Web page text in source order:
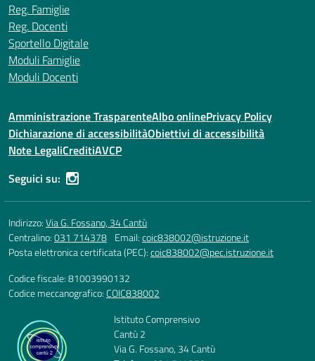
Reg. Famiglie
Reg. Docenti
Sportello Digitale
Moduli Famiglie
Moduli Docenti
Amministrazione TrasparenteAlbo onlinePrivacy Policy
Dichiarazione di accessibilitàObiettivi di accessibilità
Note LegaliCreditiAVCP
Seguici su:
Indirizzo:Via G. Fossano, 34 Cantù
Centralino:031 714378 Email:coic838002@istruzione.it
Posta elettronica certificata (PEC):coic838002@pec.istruzione.it
Codice fiscale: 81003990132
Codice meccanografico:COIC838002
Istituto Comprensivo
Cantù 2
Via G. Fossano, 34 Cantù